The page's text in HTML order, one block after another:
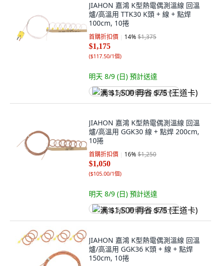
JIAHON 嘉鴻 K型熱電偶測溫線 回溫
爐/高溫用 TTK30 K頭 + 線 + 點焊
100cm, 10捲
首購折扣價 14%$1,375
$1,175
($117.50/1個)
明天 8/9 (日) 預計送達
满 $1,500 再省 $75 (王道卡)
JIAHON 嘉鴻 K型熱電偶測溫線 回溫
爐/高溫用 GGK30 線 + 點焊 200cm,
10捲
首購折扣價 16%$1,250
$1,050
($105.00/1個)
明天 8/9 (日) 預計送達
满 $1,500 再省 $75 (王道卡)
JIAHON 嘉鴻 K型熱電偶測溫線 回溫
爐/高溫用 GGK36 K頭 + 線 + 點焊
150cm, 10捲